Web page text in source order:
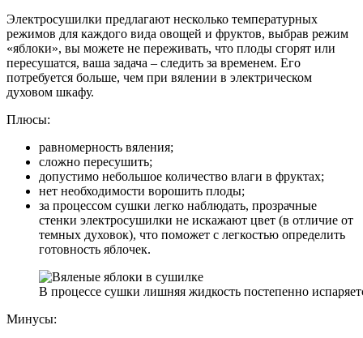
Электросушилки предлагают несколько температурных
режимов для каждого вида овощей и фруктов, выбрав режим
«яблоки», вы можете не переживать, что плоды сгорят или
пересушатся, ваша задача – следить за временем. Его
потребуется больше, чем при вялении в электрическом
духовом шкафу.
Плюсы:
равномерность вяления;
сложно пересушить;
допустимо небольшое количество влаги в фруктах;
нет необходимости ворошить плоды;
за процессом сушки легко наблюдать, прозрачные
стенки электросушилки не искажают цвет (в отличие от
темных духовок), что поможет с легкостью определить
готовность яблочек.
В процессе сушки лишняя жидкость постепенно
Минусы: